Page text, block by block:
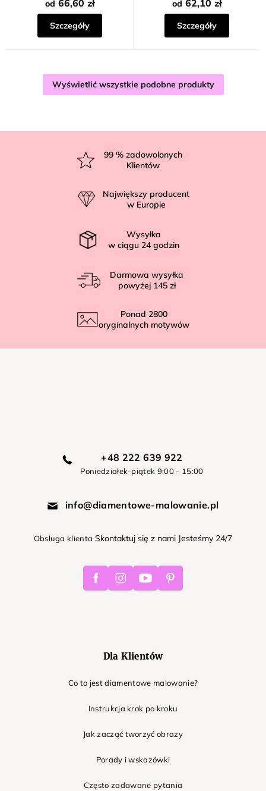
od 66,60 zł
Szczegóły
od 62,10 zł
Szczegóły
Wyświetlić wszystkie podobne produkty
99 % zadowolonych
Klientów
Największy producent
w Europie
Wysyłka
w ciągu 24 godzin
Darmowa wysyłka
powyżej 145 zł
Ponad 2800
oryginalnych motywów
+48 222 639 922
Poniedziałek-piątek 9:00 - 15:00
info@diamentowe-malowanie.pl
Obsługa klienta Skontaktuj się z nami Jesteśmy 24/7
FacebookInstagramYoutube Pinterest
Dla Klientów
Co to jest diamentowe malowanie?
Instrukcja krok po kroku
Jak zacząć tworzyć obrazy
Porady i wskazówki
Często zadawane pytania